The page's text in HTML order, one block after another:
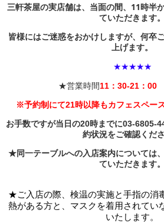
三軒茶屋の実店舗は、当面の間、11時半
ていただきます。
皆様にはご迷惑をおかけしますが、何卒
上げます。
★★★★★
★営業時間11：30-21：00
※予約制にて21時以降もカフェスペー
お手数ですが当日の20時までに03-6805-
約状況をご確認くださ
★同一テーブルへの入店案内については
ていただきます。
★ご入店の際、検温の実施と手指の消
熱がある方と、マスクを着用されてい
いたします。